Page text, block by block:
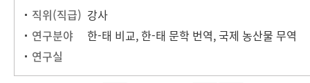
직위(직급) 강사
연구분야
한-태 비교, 한-태 문학 번역, 국제 농산물 무역
연구실